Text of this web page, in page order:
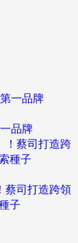
品牌
蔡司打造跨領
子